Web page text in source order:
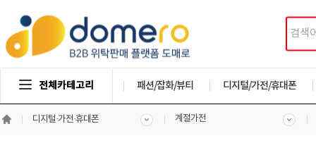
전체카테고리 패션/잡화/뷰티 디지털/가전/휴대폰
디지털·가전·휴대폰 계절가전